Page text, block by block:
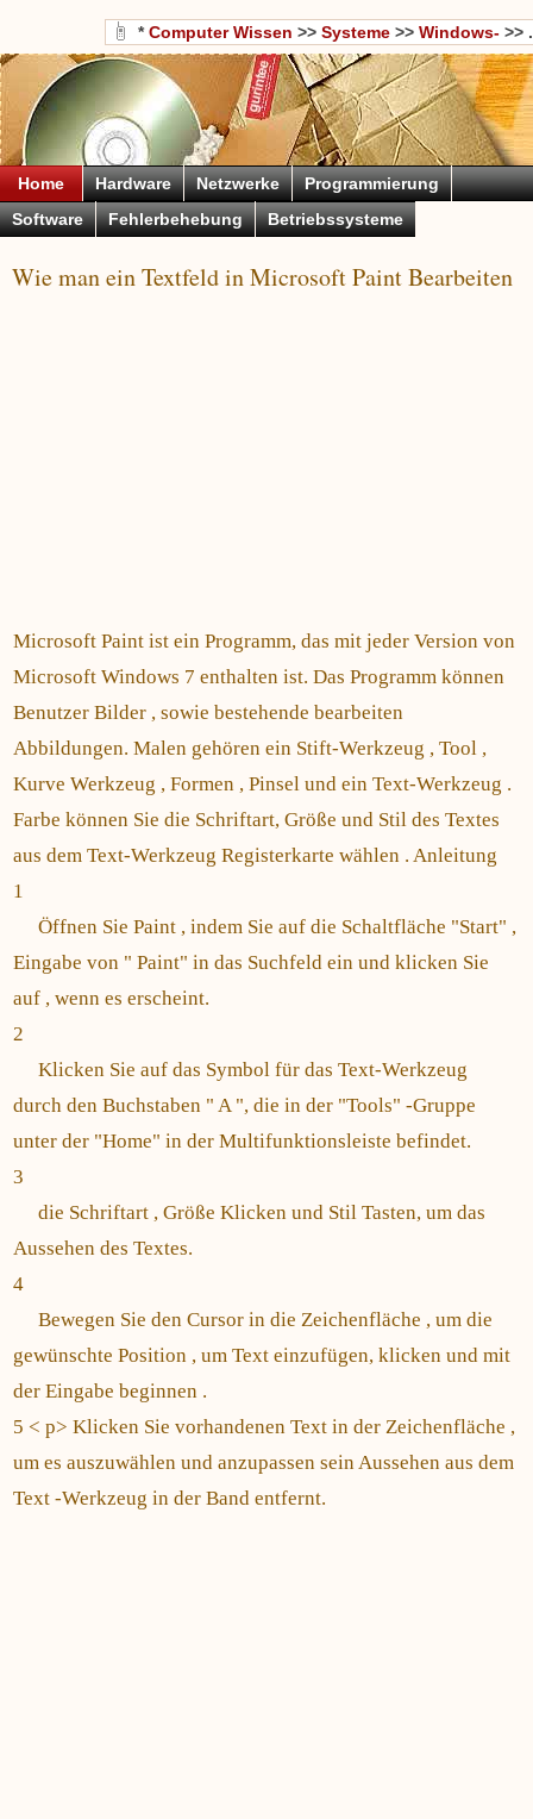
*Computer Wissen >> Systeme >> Windows- >> .
Home Hardware Netzwerke
Programmierung
Software
Fehlerbehebung Betriebssysteme
Wie man ein Textfeld in Microsoft Paint Bearbeiten
Microsoft Paint ist ein Programm, das mit jeder Version von
Microsoft Windows 7 enthalten ist. Das Programm können
Benutzer Bilder , sowie bestehende bearbeiten
Abbildungen. Malen gehören ein Stift-Werkzeug , Tool ,
Kurve Werkzeug , Formen , Pinsel und ein Text-Werkzeug .
Farbe können Sie die Schriftart, Größe und Stil des Textes
aus dem Text-Werkzeug Registerkarte wählen . Anleitung
1
Öffnen Sie Paint , indem Sie auf die Schaltfläche "Start" ,
Eingabe von " Paint" in das Suchfeld ein und klicken Sie
auf , wenn es erscheint.
2
Klicken Sie auf das Symbol für das Text-Werkzeug
durch den Buchstaben " A ", die in der "Tools" -Gruppe
unter der "Home" in der Multifunktionsleiste befindet.
3
die Schriftart , Größe Klicken und Stil Tasten, um das
Aussehen des Textes.
4
Bewegen Sie den Cursor in die Zeichenfläche , um die
gewünschte Position , um Text einzufügen, klicken und mit
der Eingabe beginnen .
5 < p> Klicken Sie vorhandenen Text in der Zeichenfläche ,
um es auszuwählen und anzupassen sein Aussehen aus dem
Text -Werkzeug in der Band entfernt.